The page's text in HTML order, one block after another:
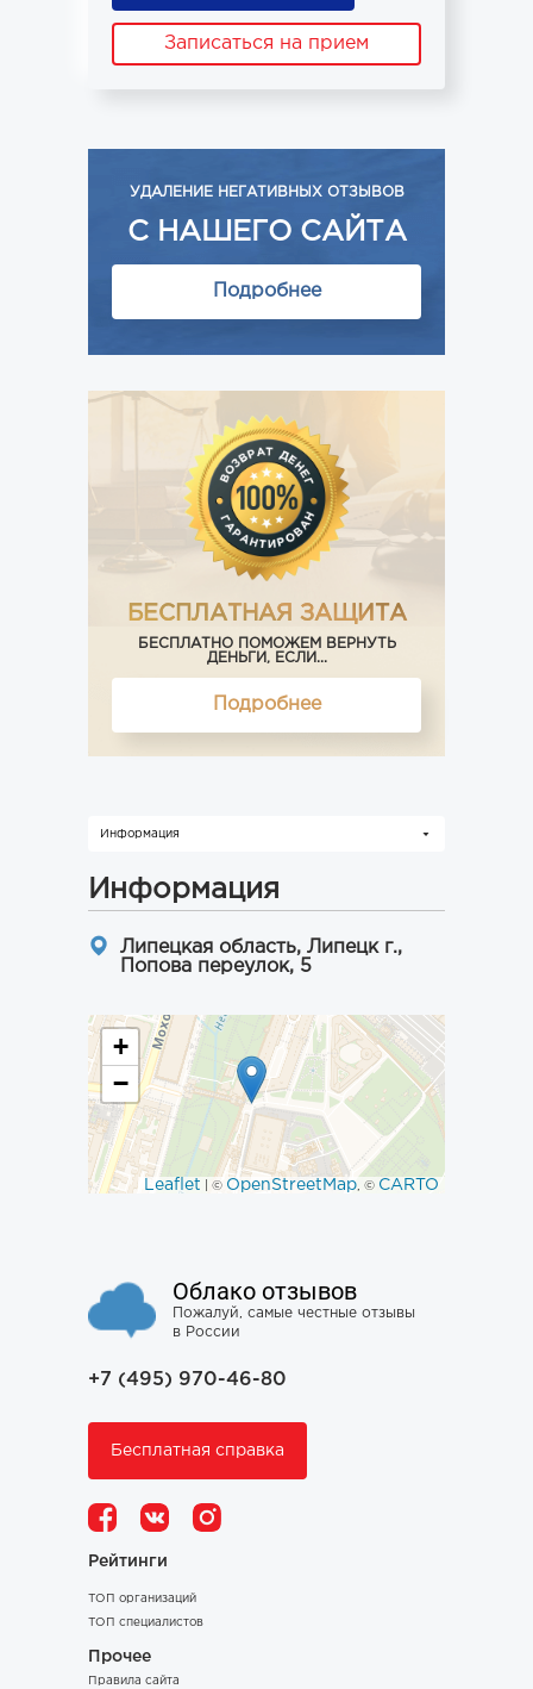
Записаться на прием
УДАЛЕНИЕ НЕГАТИВНЫХ ОТЗЫВОВ
С НАШЕГО САЙТА
Подробнее
БЕСПЛАТНАЯ ЗАЩИТА
БЕСПЛАТНО ПОМОЖЕМ ВЕРНУТЬ
ДЕНЬГИ, ЕСЛИ...
Подробнее
Информация
Информация
Липецкая область, Липецк г.,
Попова переулок, 5
+
−
Leaflet | © OpenStreetMap, © CARTO
Облако отзывов
Пожалуй, самые честные отзывы
в России
+7 (495) 970-46-80
Бесплатная справка
Рейтинги
ТОП организаций
ТОП специалистов
Прочее
Правила сайта